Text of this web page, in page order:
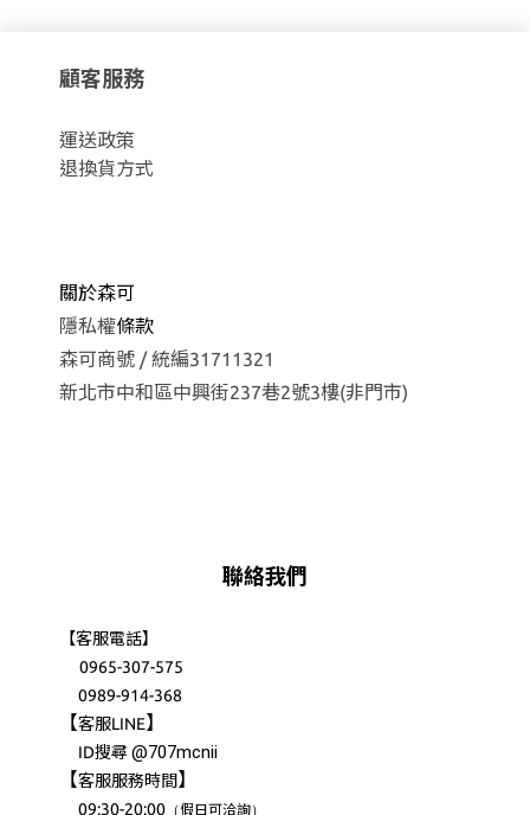
顧客服務
運送政策
退換貨方式
關於森可
隱私權條款
森可商號 / 統編31711321
新北市中和區中興街237巷2號3樓(非門市)
聯絡我們
【客服電話】
0965-307-575
0989-914-368
【客服LINE】
ID搜尋@707mcnii
【客服服務時間】
09:30-20:00 （假日可洽詢）